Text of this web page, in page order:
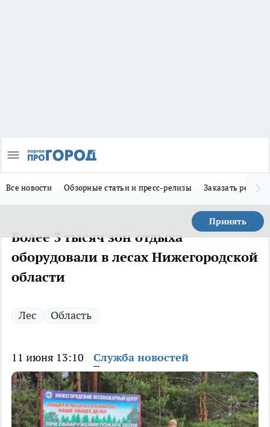
Все новости Обзорные статьи и пресс-релизы Заказать
Принять
Более 3 тысяч зон отдыха
оборудовали в лесах Нижегородской
области
Лес Область
11 июня 13:10 Служба новостей